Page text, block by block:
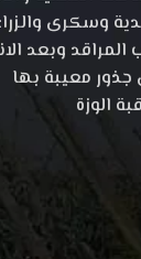
وسكرى
وبعد
معيبة بها
الوزة